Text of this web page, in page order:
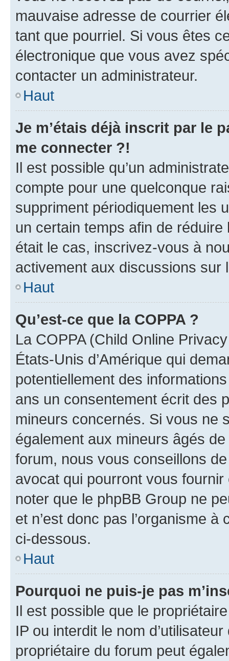
mauvaise adresse de courrier
tant que pourriel. Si vous êtes
électronique que vous avez
contacter un administrateur.
Haut
Je m’étais déjà inscrit par le
me connecter ?!
Il est possible qu’un
compte pour une quelconque
suppriment périodiquement les
un certain temps afin de
était le cas, inscrivez-vous à
activement aux discussions sur
Haut
Qu’est-ce que la COPPA ?
La COPPA (Child Online
États-Unis d’Amérique qui
potentiellement des
ans un consentement écrit des
mineurs concernés. Si vous ne
également aux mineurs âgés
forum, nous vous conseillons
avocat qui pourront vous
noter que le phpBB Group ne
et n’est donc pas l’organisme
ci-dessous.
Haut
Pourquoi ne puis-je pas
Il est possible que le
IP ou interdit le nom
propriétaire du forum peut